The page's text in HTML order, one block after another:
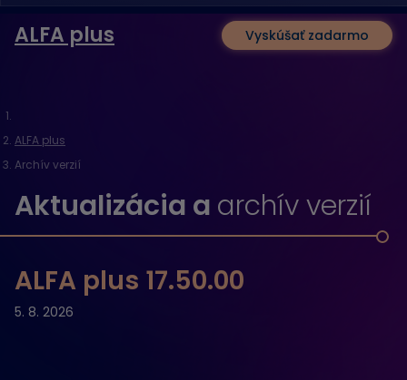
ALFA plus Vyskúšať zadarmo
ALFA plus
Archív verzií
Aktualizácia a archív verzií
ALFA plus 17.50.00
5. 8. 2026